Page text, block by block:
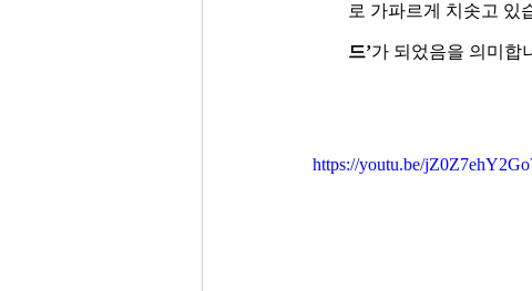
로 가파르게 치솟고 있
드’가 되었음을 의미합
https://youtu.be/